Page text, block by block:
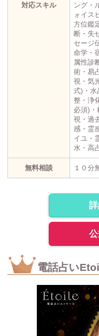
対応スキル
ング・
ォイス
方位鑑
断・失
セージ
命学・
属性診
術・易
視・気
式)・水
整・浄
必須)・
視・過
感・霊
イユ・
水・高
無料相談 １０分
電話占い